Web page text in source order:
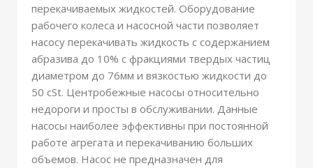
перекачиваемых жидкостей. Оборудование
рабочего колеса и насосной части позволяет
насосу перекачивать жидкость с содержанием
абразива до 10% с фракциями твердых частиц
диаметром до 76мм и вязкостью жидкости до
50 cSt. Центробежные насосы относительно
недороги и просты в обслуживании. Данные
насосы наиболее эффективны при постоянной
работе агрегата и перекачиванию больших
объемов. Насос не предназначен для